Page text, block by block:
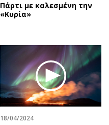
Πάρτι με καλεσμένη την
«Κυρία»
18/04/2024